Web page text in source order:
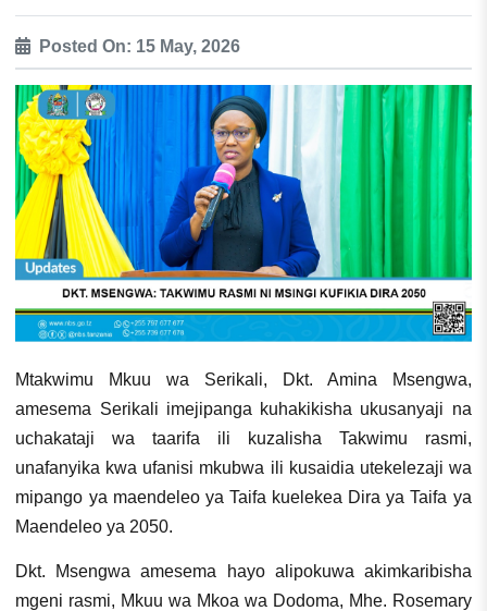
Posted On: 15 May, 2026
Mtakwimu Mkuu wa Serikali, Dkt. Amina Msengwa,
amesema Serikali imejipanga kuhakikisha ukusanyaji na
uchakataji wa taarifa ili kuzalisha Takwimu rasmi,
unafanyika kwa ufanisi mkubwa ili kusaidia utekelezaji wa
mipango ya maendeleo ya Taifa kuelekea Dira ya Taifa ya
Maendeleo ya 2050.
Dkt. Msengwa amesema hayo alipokuwa akimkaribisha
mgeni rasmi, Mkuu wa Mkoa wa Dodoma, Mhe. Rosemary